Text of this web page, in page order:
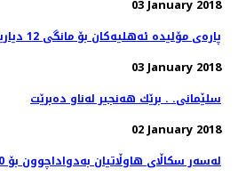
03 January 2018
پاره‌ی مۆلیده‌ ئه‌هلیه‌كان بۆ مانگی 12 دیاریكرا
03 January 2018
سلێمانی. . برێك هه‌نجیر له‌ناو ده‌برێت
02 January 2018